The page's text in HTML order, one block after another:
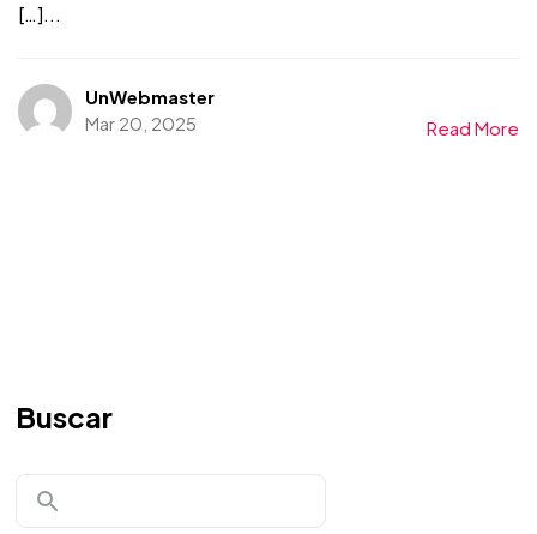
[…]...
UnWebmaster
Mar 20, 2025
Read More
Buscar